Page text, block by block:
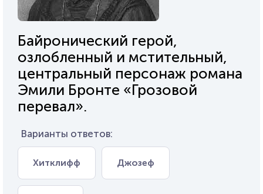
Байронический герой,
озлобленный и мстительный,
центральный персонаж романа
Эмили Бронте «Грозовой
перевал».
Варианты ответов:
Хитклифф Джозеф